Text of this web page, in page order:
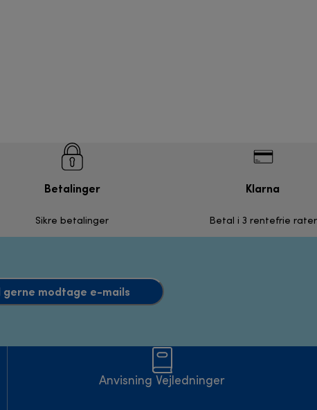
Betalinger
Sikre betalinger
Klarna
Betal i 3 rentefrie rater
gerne modtage e-mails
Anvisning Vejledninger